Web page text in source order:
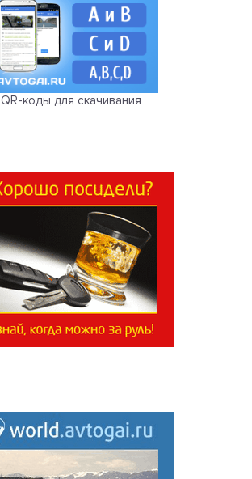
QR-коды для скачивания